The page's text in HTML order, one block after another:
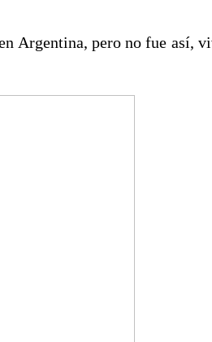
Argentina, pero no fue así,